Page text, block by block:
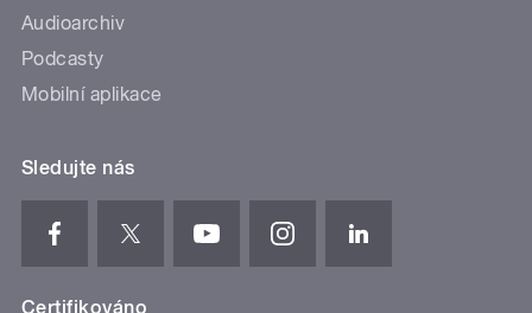
Audioarchiv
Podcasty
Mobilní aplikace
Sledujte nás
Certifikováno